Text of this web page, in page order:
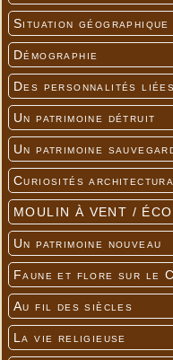
Situation
Démographie
Des personnalités
Un patrimoine détruit
Un patrimoine
Curiosités
MOULIN À VENT /
Un patrimoine nouveau
Faune et flore sur le
Au fil des siècles
La vie religieuse
Balise ARCANA